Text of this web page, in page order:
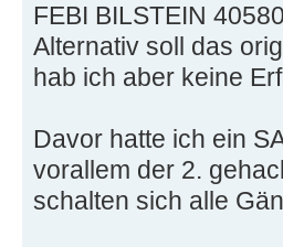
FEBI BILSTEIN
Alternativ soll das
hab ich aber keine
Davor hatte ich ein
vorallem der 2.
schalten sich alle